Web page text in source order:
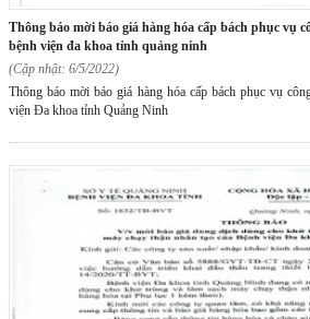
thông báo mời báo giá hàng hóa cấp bách phục vụ công tác khám, chữa bệnh của
bệnh viện đa khoa tỉnh quảng ninh
(Cập nhật: 6/5/2022)
Thông báo mời báo giá hàng hóa cấp bách phục vụ
viện Đa khoa tỉnh Quảng Ninh